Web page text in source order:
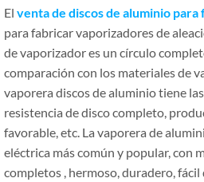
El venta de discos de aluminio
para fabricar vaporizadores de
de vaporizador es un círculo
comparación con los materiales de
vaporera discos de aluminio tiene
resistencia de disco completo,
favorable, etc. La vaporera de
eléctrica más común y popular, con
completos , hermoso, duradero,